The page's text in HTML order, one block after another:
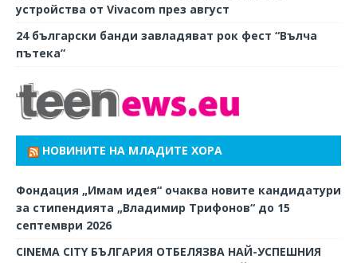
устройства от Vivacom през август
24 български банди завладяват рок фест “Вълча
пътека”
НОВИНИТЕ НА МЛАДИТЕ ХОРА
Фондация „Имам идея“ очаква новите кандидатури
за стипендията „Владимир Трифонов“ до 15
септември 2026
CINEMA CITY БЪЛГАРИЯ ОТБЕЛЯЗВА НАЙ-УСПЕШНИЯ